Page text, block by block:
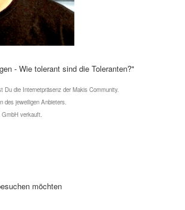
- Wie tolerant sind die Toleranten?"
die Internetpräsenz der Makis Community.
des jeweiligen Anbieters.
verkauft.
möchten